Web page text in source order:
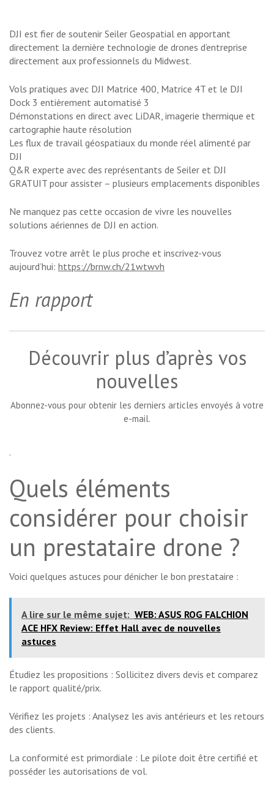
DJI est fier de soutenir Seiler Geospatial en apportant
directement la dernière technologie de drones d’entreprise
directement aux professionnels du Midwest.
Vols pratiques avec DJI Matrice 400, Matrice 4T et le DJI
Dock 3 entièrement automatisé 3
Démonstations en direct avec LiDAR, imagerie thermique et
cartographie haute résolution
Les flux de travail géospatiaux du monde réel alimenté par
DJI
Q&R experte avec des représentants de Seiler et DJI
GRATUIT pour assister – plusieurs emplacements disponibles
Ne manquez pas cette occasion de vivre les nouvelles
solutions aériennes de DJI en action.
Trouvez votre arrêt le plus proche et inscrivez-vous
aujourd’hui: https://brnw.ch/21wtwvh
En rapport
Découvrir plus d’après vos
nouvelles
Abonnez-vous pour obtenir les derniers articles envoyés à votre
e-mail.
.
Quels éléments
considérer pour choisir
un prestataire drone ?
Voici quelques astuces pour dénicher le bon prestataire :
A lire sur le même sujet: WEB: ASUS ROG FALCHION
ACE HFX Review: Effet Hall avec de nouvelles
astuces
Étudiez les propositions : Sollicitez divers devis et comparez
le rapport qualité/prix.
Vérifiez les projets : Analysez les avis antérieurs et les retours
des clients.
La conformité est primordiale : Le pilote doit être certifié et
posséder les autorisations de vol.